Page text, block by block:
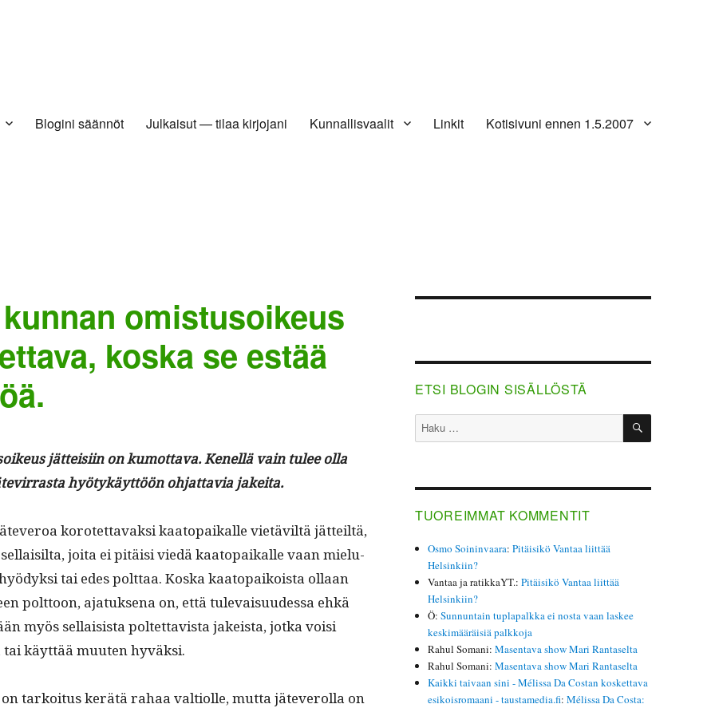
Blogini säännöt Julkaisut — tilaa kirjojani Kunnallisvaalit Linkit Kotisivuni ennen 1.5.2007
omistusoikeus
koska se estää
jät­teisi­in on kumot­ta­va. Kenel­lä vain tulee olla
hyö­tykäyt­töön ohjat­tavia jakeita.
korotet­tavak­si kaatopaikalle vietäviltä jät­teiltä,
joi­ta ei pitäisi viedä kaatopaikalle vaan mielu­
tai edes polt­taa. Kos­ka kaatopaikoista ollaan
polt­toon, ajatuk­se­na on, että tule­vaisu­udessa ehkä
myös sel­l­ai­sista poltet­tavista jakeista, jot­ka voisi
käyt­tää muuten hyväksi.
tarkoi­tus kerätä rahaa val­ti­olle, mut­ta jäteverol­la on
ETSI BLOGIN SISÄLLÖSTÄ
Etsi: HAKU
TUOREIMMAT KOMMENTIT
Osmo Soininvaara:Pitäisikö Vantaa liittää
Helsinkiin?
Vantaa ja ratikkaYT.:Pitäisikö Vantaa liittää
Helsinkiin?
Ö:Sunnuntain tuplapalkka ei nosta vaan laskee
keskimääräisiä palkkoja
Rahul Somani:Masentava show Mari Rantaselta
Rahul Somani:Masentava show Mari Rantaselta
Kaikki taivaan sini - Mélissa Da Costan koskettava
esikoisromaani - taustamedia.fi:Mélissa Da Costa: